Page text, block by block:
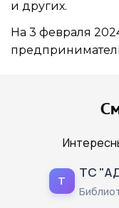
и других.
На 3 февраля
Т
ТС